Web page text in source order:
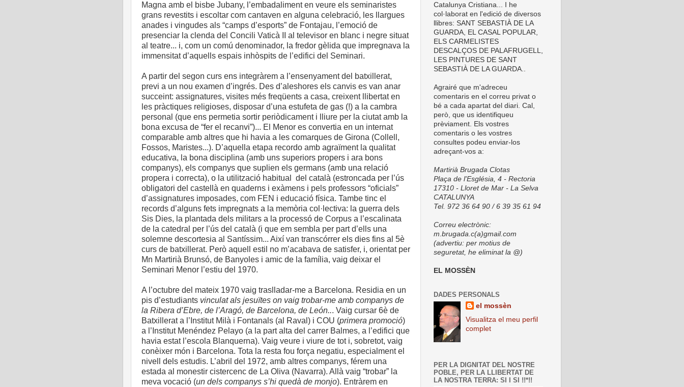
Magna amb el bisbe Jubany, l’embadaliment en veure els seminaristes
grans revestits i escoltar com cantaven en alguna celebració, les llargues
anades i vingudes als “camps d’esports” de Fontajau, l’emoció de
presenciar la clenda del Concili Vaticà II al televisor en blanc i negre situat
al teatre... i, com un comú denominador, la fredor gèlida que impregnava la
immensitat d’aquells espais inhòspits de l’edifici del Seminari.
A partir del segon curs ens integràrem a l’ensenyament del batxillerat,
previ a un nou examen d’ingrés. Des d’aleshores els canvis es van anar
succeint: assignatures, visites més freqüents a casa, creixent llibertat en
les pràctiques religioses, disposar d’una estufeta de gas (!) a la cambra
personal (que ens permetia sortir periòdicament i lliure per la ciutat amb la
bona excusa de “fer el recanvi”)... El Menor es convertia en un internat
comparable amb altres que hi havia a les comarques de Girona (Collell,
Fossos, Maristes...). D’aquella etapa recordo amb agraïment la qualitat
educativa, la bona disciplina (amb uns superiors propers i ara bons
companys), els companys que suplien els germans (amb una relació
propera i correcta), o la utilització habitual
del català (estroncada per l’ús
obligatori del castellà en quaderns i exàmens i pels professors “oficials”
d’assignatures imposades, com FEN i educació física. Tambe tinc el
records d’alguns fets impregnats a la memòria col·lectiva: la guerra dels
Sis Dies, la plantada dels militars a la processó de Corpus a l’escalinata
de la catedral per l’ús del català (i que em sembla per part d’ells una
solemne descortesia al Santíssim... Així van transcórrer els dies fins al 5è
curs de batxillerat. Però aquell estil no m’acabava de satisfer, i, orientat per
Mn Martirià Brunsó, de Banyoles i amic de la família, vaig deixar el
Seminari Menor l’estiu del 1970.
A l’octubre del mateix 1970 vaig traslladar-me a Barcelona. Residia en un
pis d’estudiants vinculat als jesuïtes on vaig trobar-me amb companys de
la Ribera d’Ebre, de l’Aragó, de Barcelona, de León... Vaig cursar 6è de
Batxillerat a l’Institut Milà i Fontanals (al Raval) i COU (primera promoció)
a l’Institut Menéndez Pelayo (a la part alta del carrer Balmes, a l’edifici que
havia estat l’escola Blanquerna). Vaig veure i viure de tot i, sobretot, vaig
conèixer món i Barcelona. Tota la resta fou força negatiu, especialment el
nivell dels estudis. L’abril del 1972, amb altres companys, férem una
estada al monestir cistercenc de La Oliva (Navarra). Allà vaig “trobar” la
meva vocació (un dels companys s’hi quedà de monjo). Entràrem en
Catalunya Cristiana... I he
col·laborat en l'edició de diversos
llibres: SANT SEBASTIÀ DE LA
GUARDA, EL CASAL POPULAR,
ELS CARMELISTES
DESCALÇOS DE PALAFRUGELL,
LES PINTURES DE SANT
SEBASTIÀ DE LA GUARDA..
Agrairé que m'adreceu
comentaris en el correu privat o
bé a cada apartat del diari. Cal,
però, que us identifiqueu
prèviament. Els vostres
comentaris o les vostres
consultes podeu enviar-los
adreçant-vos a:
Martirià Brugada Clotas
Plaça de l'Església, 4 - Rectoria
17310 - Lloret de Mar - La Selva
CATALUNYA
Tel. 972 36 64 90 / 6 39 35 61 94
Correu electrònic:
m.brugada.c(a)gmail.com
(advertiu: per motius de
seguretat, he eliminat la @)
EL MOSSÈN
DADES PERSONALS
el mossèn
Visualitza el meu perfil
complet
PER LA DIGNITAT DEL NOSTRE
POBLE, PER LA LLIBERTAT DE
LA NOSTRA TERRA: SI I SI !!*!!